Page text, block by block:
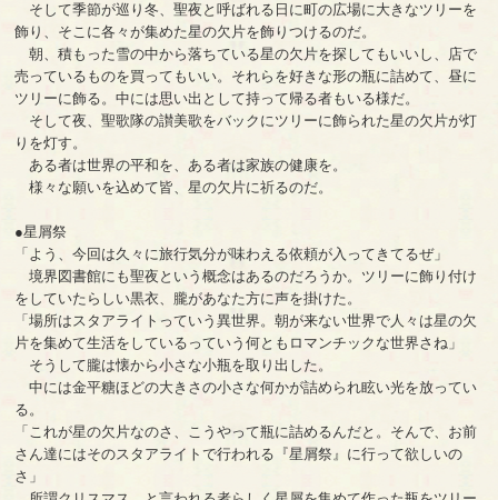
そして季節が巡り冬、聖夜と呼ばれる日に町の広場に大きなツリーを
飾り、そこに各々が集めた星の欠片を飾りつけるのだ。
朝、積もった雪の中から落ちている星の欠片を探してもいいし、店で
売っているものを買ってもいい。それらを好きな形の瓶に詰めて、昼に
ツリーに飾る。中には思い出として持って帰る者もいる様だ。
そして夜、聖歌隊の讃美歌をバックにツリーに飾られた星の欠片が灯
りを灯す。
ある者は世界の平和を、ある者は家族の健康を。
様々な願いを込めて皆、星の欠片に祈るのだ。
●星屑祭
「よう、今回は久々に旅行気分が味わえる依頼が入ってきてるぜ」
境界図書館にも聖夜という概念はあるのだろうか。ツリーに飾り付け
をしていたらしい黒衣、朧があなた方に声を掛けた。
「場所はスタアライトっていう異世界。朝が来ない世界で人々は星の欠
片を集めて生活をしているっていう何ともロマンチックな世界さね」
そうして朧は懐から小さな小瓶を取り出した。
中には金平糖ほどの大きさの小さな何かが詰められ眩い光を放ってい
る。
「これが星の欠片なのさ、こうやって瓶に詰めるんだと。そんで、お前
さん達にはそのスタアライトで行われる『星屑祭』に行って欲しいの
さ」